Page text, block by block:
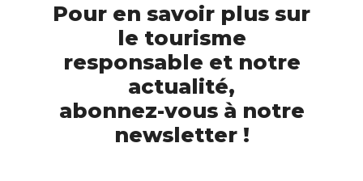
Pour en savoir plus sur
le tourisme
responsable et notre
actualité,
abonnez-vous à notre
newsletter !